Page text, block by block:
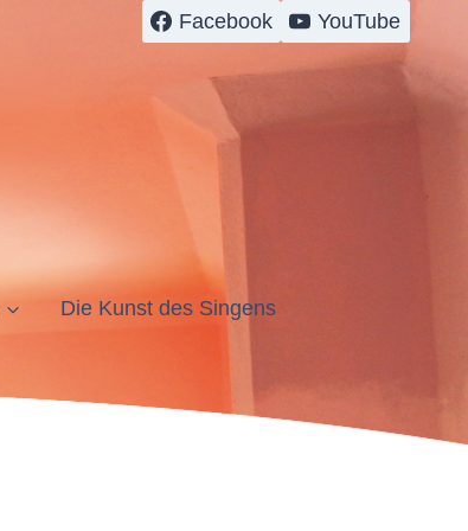
Facebook YouTube
Die Kunst des Singens